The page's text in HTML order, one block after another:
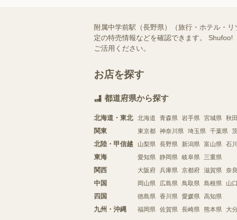
附属中学前駅（長野県）（旅行・ホテル・
定の特売情報などを確認できます。
ご活用ください。
お店を探す
都道府県から探す
北海道・東北 北海道 青森県 岩手県 宮城県 秋
関東 東京都 神奈川県 埼玉県 千葉県
北陸・甲信越 山梨県 長野県 新潟県 富山県 石
東海 愛知県 静岡県 岐阜県 三重県
関西 大阪府 兵庫県 京都府 滋賀県 奈
中国 岡山県 広島県 鳥取県 島根県 山
四国 徳島県 香川県 愛媛県 高知県
九州・沖縄 福岡県 佐賀県 長崎県 熊本県 大